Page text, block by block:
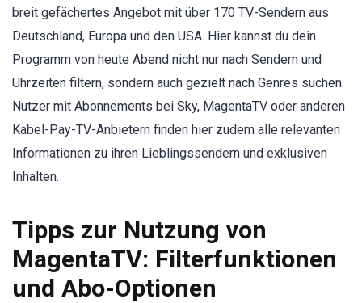
breit gefächertes Angebot mit über 170 TV-Sendern aus
Deutschland, Europa und den USA. Hier kannst du dein
Programm von heute Abend nicht nur nach Sendern und
Uhrzeiten filtern, sondern auch gezielt nach Genres suchen.
Nutzer mit Abonnements bei Sky, MagentaTV oder anderen
Kabel-Pay-TV-Anbietern finden hier zudem alle relevanten
Informationen zu ihren Lieblingssendern und exklusiven
Inhalten.
Tipps zur Nutzung von
MagentaTV: Filterfunktionen
und Abo-Optionen